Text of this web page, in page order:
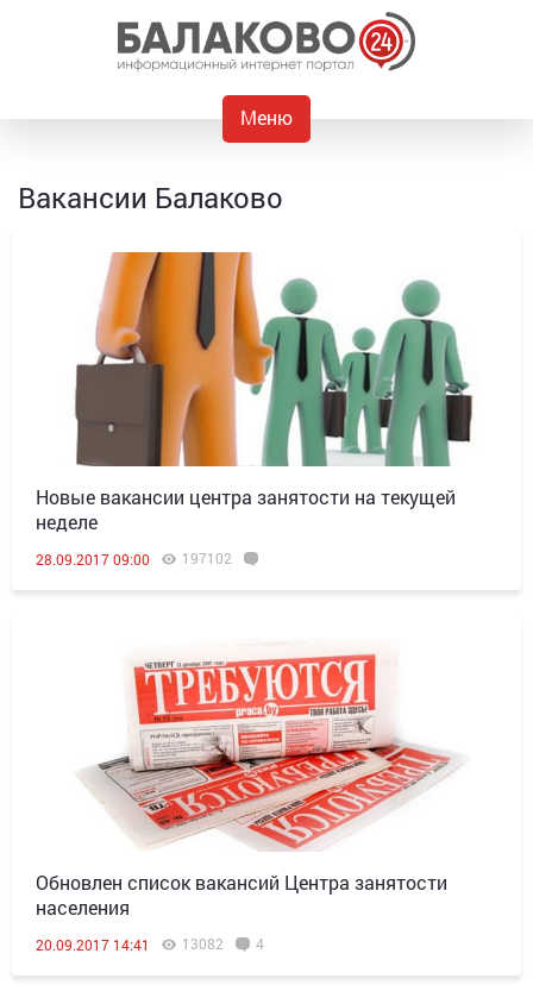
Меню
Вакансии Балаково
Новые вакансии центра занятости на текущей
неделе
28.09.2017 09:00 197102
Обновлен список вакансий Центра занятости
населения
20.09.2017 14:41 13082 4